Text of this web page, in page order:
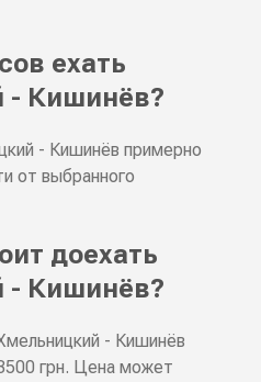
ехать
- Кишинёв?
- Кишинёв примерно
от выбранного
доехать
- Кишинёв?
- Кишинёв
грн. Цена может